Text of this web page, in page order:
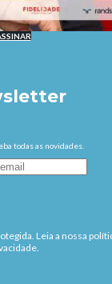
todas as novidades.
Leia a nossa